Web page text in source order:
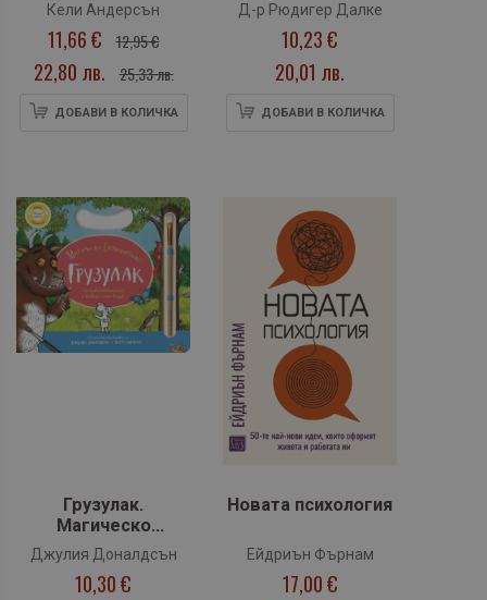
Кели Андерсън
11,66 € 12,95 €
22,80 лв. 25,33 лв.
ДОБАВИ В КОЛИЧКА
Д-р Рюдигер Далке
10,23 €
20,01 лв.
ДОБАВИ В КОЛИЧКА
Грузулак.
Магическо
оцветяване
Джулия Доналдсън
10,30 €
Новата психология
Ейдриън Фърнам
17,00 €